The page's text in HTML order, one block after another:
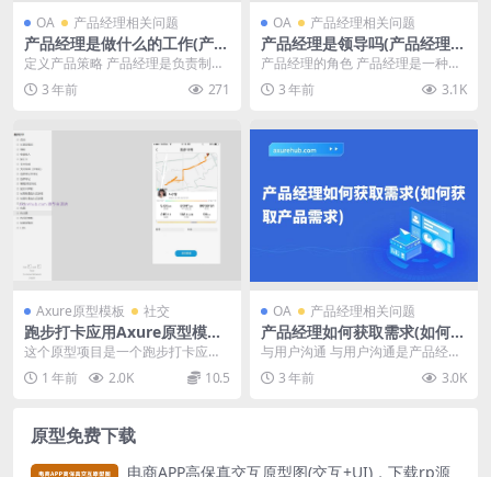
OA 产品经理相关问题
产品经理是做什么的工作(产品
经理的工作职责)
定义产品策略 产品经理是负责制定
产品策略的关键角色。他们需要了
解市场需求和竞争环...
3 年前 271
OA 产品经理相关问题
产品经理是领导吗(产品经理的
领导力)
产品经理的角色 产品经理是一种管
理、协调和推动产品开发的角色，
他们负责制定产品策...
3 年前 3.1K
Axure原型模板 社交
跑步打卡应用Axure原型模板
案例下载
这个原型项目是一个跑步打卡应
用，旨在鼓励用户参与跑步活动并
记录他们的运动成果。以...
1 年前 2.0K 10.5
OA 产品经理相关问题
产品经理如何获取需求(如何获
取产品需求)
与用户沟通 与用户沟通是产品经理
获取需求的重要途径。产品经理可
以通过各种方式与用...
3 年前 3.0K
原型免费下载
电商APP高保真交互原型图(交互+UI)，下载rp源